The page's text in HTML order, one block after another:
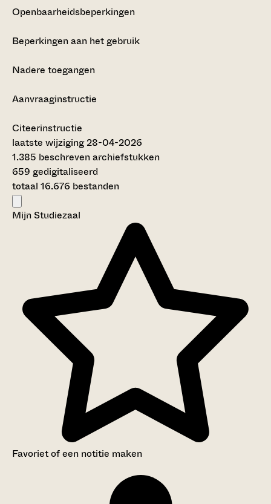
Openbaarheidsbeperkingen
Beperkingen aan het gebruik
Nadere toegangen
Aanvraaginstructie
Citeerinstructie
laatste wijziging 28-04-2026
1.385 beschreven archiefstukken
659 gedigitaliseerd
totaal 16.676 bestanden
Mijn Studiezaal
Favoriet of een notitie maken